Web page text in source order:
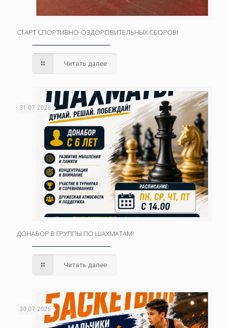
СТАРТ СПОРТИВНО-ОЗДОРОВИТЕЛЬНЫХ СБОРОВ!
Читать далее
31.07.2026
ДОНАБОР В ГРУППЫ ПО ШАХМАТАМ!
Читать далее
30.07.2026